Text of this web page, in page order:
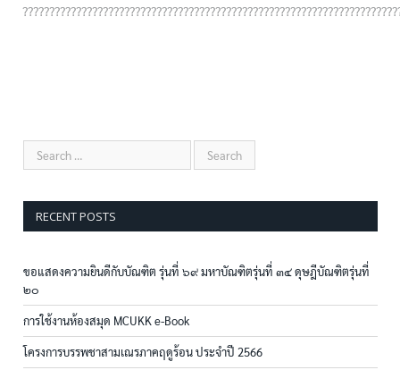
RECENT POSTS
ขอแสดงความยินดีกับบัณฑิต รุ่นที่ ๖๙ มหาบัณฑิตรุ่นที่ ๓๔ ดุษฎีบัณฑิตรุ่นที่
๒๐
การใช้งานห้องสมุด MCUKK e-Book
โครงการบรรพชาสามเณรภาคฤดูร้อน ประจำปี 2566